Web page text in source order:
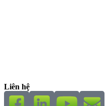
Liên hệ